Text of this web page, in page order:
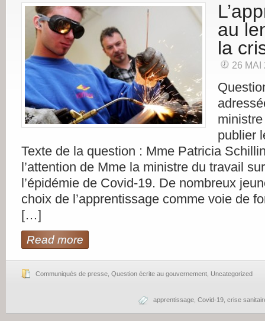
au
la
26 MAI
publier
Texte de la question : Mme Patricia
l’attention de Mme la ministre du travail
l’épidémie de Covid-19. De nombreux
choix de l’apprentissage comme voie de
[…]
Read more
Communiqués de presse Question écrite au gouvernement Uncategorized
apprentissage Covid-19 crise